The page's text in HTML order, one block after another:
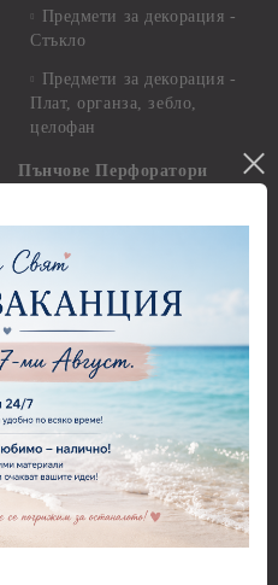
Предмети за декорация -
Стъкло
Предмети за декорация -
Плат, органза, зебло,
целофан
Пънчове Перфоратори
Бордюрни пънчове
Ъглови перфоратори
Перфоратори Основни
Фигури - кръгове, овали
Перфоратори - Сърца и
звезди
Перфоратори - Цветя, листа
и клонки